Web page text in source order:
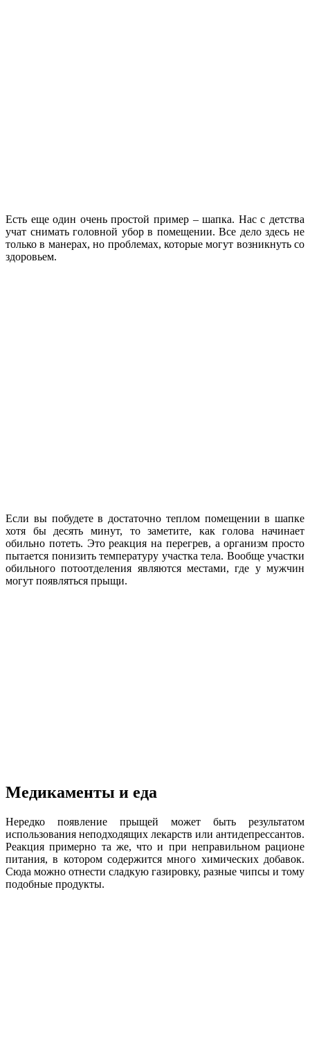
Есть еще один очень простой пример – шапка. Нас с детства
учат снимать головной убор в помещении. Все дело здесь не
только в манерах, но проблемах, которые могут возникнуть со
здоровьем.
Если вы побудете в достаточно теплом помещении в шапке
хотя бы десять минут, то заметите, как голова начинает
обильно потеть. Это реакция на перегрев, а организм просто
пытается понизить температуру участка тела. Вообще участки
обильного потоотделения являются местами, где у мужчин
могут появляться прыщи.
Медикаменты и еда
Нередко появление прыщей может быть результатом
использования неподходящих лекарств или антидепрессантов.
Реакция примерно та же, что и при неправильном рационе
питания, в котором содержится много химических добавок.
Сюда можно отнести сладкую газировку, разные чипсы и тому
подобные продукты.